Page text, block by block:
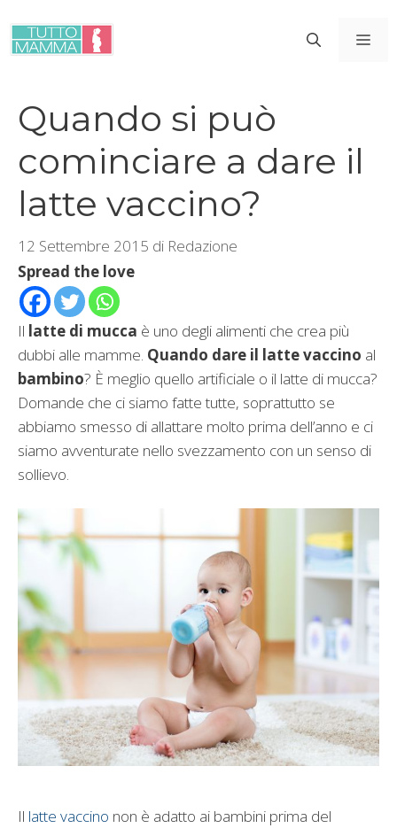
contenuto
Quando si può
cominciare a dare il
latte vaccino?
12 Settembre 2015 di Redazione
Spread the love
Il latte di mucca è uno degli alimenti che crea più
dubbi alle mamme. Quando dare il latte vaccino al
bambino? È meglio quello artificiale o il latte di mucca?
Domande che ci siamo fatte tutte, soprattutto se
abbiamo smesso di allattare molto prima dell’anno e ci
siamo avventurate nello svezzamento con un senso di
sollievo.
Il latte vaccino non è adatto ai bambini prima del